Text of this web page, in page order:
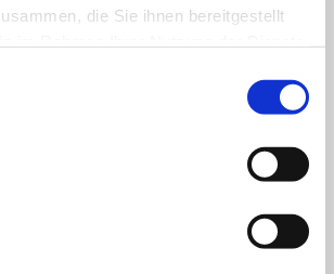
die Sie ihnen bereitgestellt